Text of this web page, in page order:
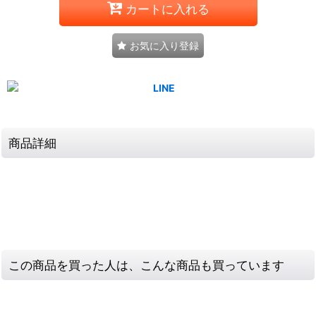
カートに入れる
お気に入り登録
商品詳細
この商品を買った人は、こんな商品も買っています